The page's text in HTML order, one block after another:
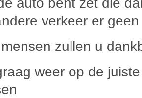
auto bent zet die
verkeer er
zullen u
weer op de